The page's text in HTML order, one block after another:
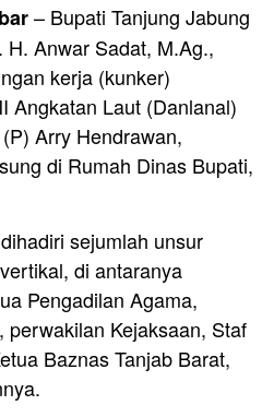
– Bupati Tanjung Jabung
H. Anwar Sadat, M.Ag.,
kerja (kunker)
Angkatan Laut (Danlanal)
Arry Hendrawan,
di Rumah Dinas Bupati,
sejumlah unsur
di antaranya
Pengadilan Agama,
perwakilan Kejaksaan, Staf
Baznas Tanjab Barat,